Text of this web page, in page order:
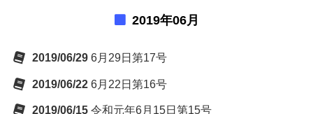
2019年06月
2019/06/29 6月29日第17号
2019/06/22 6月22日第16号
2019/06/15 令和元年6月15日第15号